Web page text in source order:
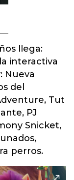
llega:
interactiva
Nueva
del
Tut
PJ
Snicket,
perros.